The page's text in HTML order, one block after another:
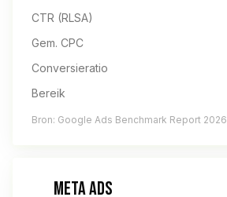
CTR (RLSA)
Gem. CPC
Conversieratio
Bereik
Bron: Google Ads Benchmark Report 2026
META ADS